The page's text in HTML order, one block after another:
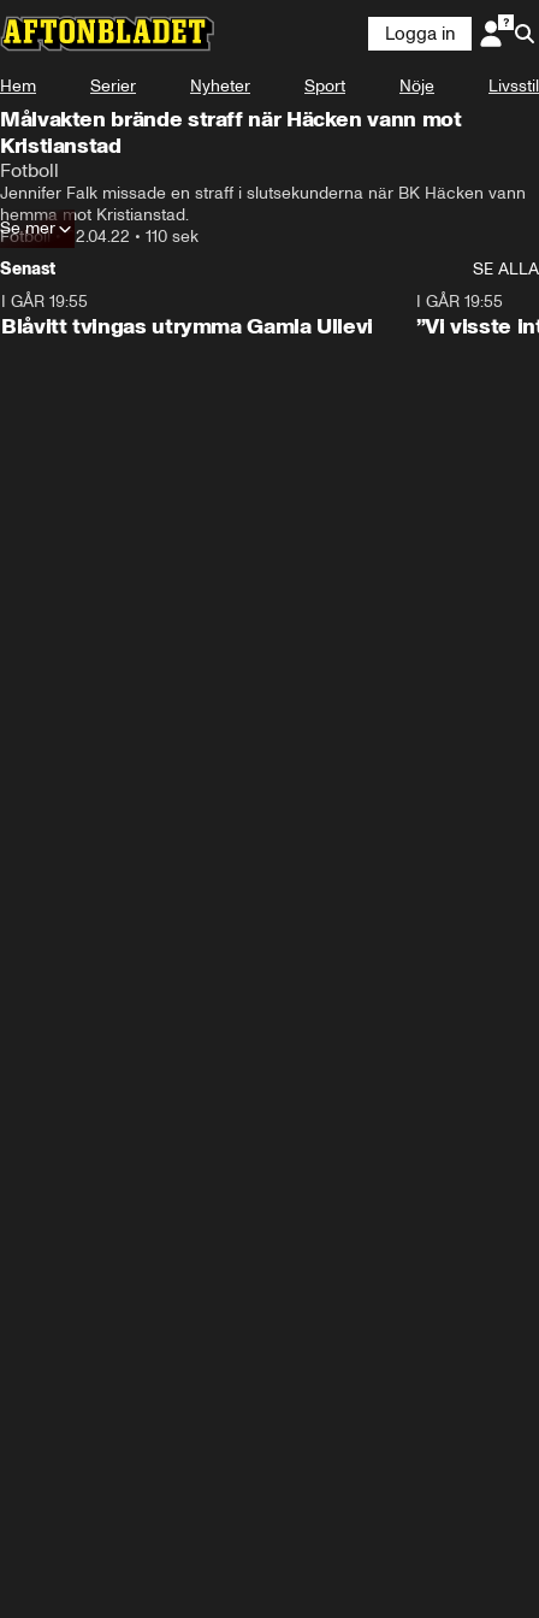
Logga in
Hem Serier Nyheter Sport Nöje Livsstil
Målvakten brände straff när Häcken vann mot
Kristianstad
Fotboll
Jennifer Falk missade en straff i slutsekunderna när BK Häcken vann
hemma mot Kristianstad.
Fotboll•22.04.22 • 110 sek
Se mer
Senast
SE ALLA
I GÅR 19:55
Blåvitt tvingas utrymma Gamla Ullevi
I GÅR 19:55
”Vi visste